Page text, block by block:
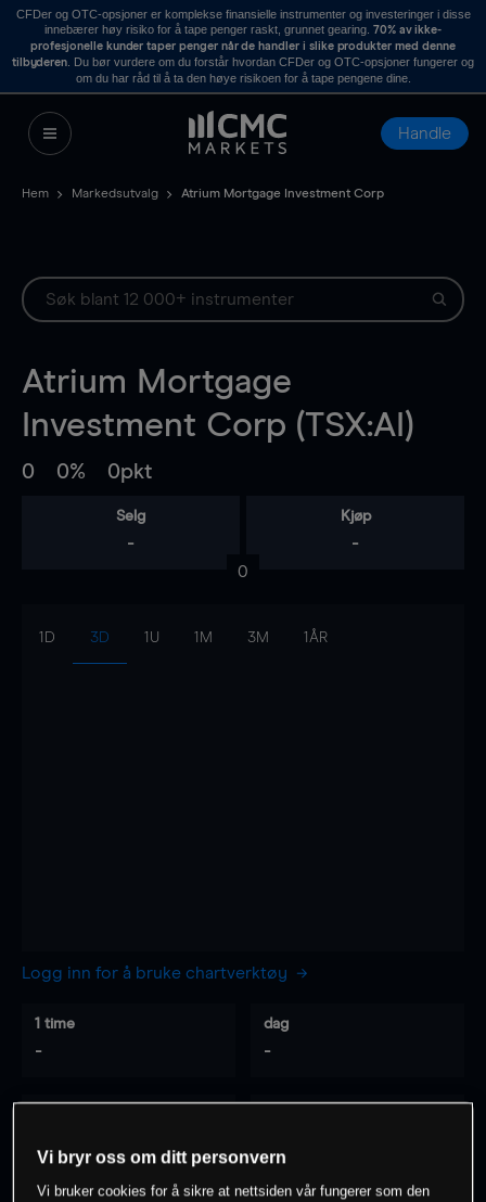
CFDer og OTC-opsjoner er komplekse finansielle instrumenter og investeringer i disse
innebærer høy risiko for å tape penger raskt, grunnet gearing. 70% av ikke-
profesjonelle kunder taper penger når de handler i slike produkter med denne
tilbyderen . Du bør vurdere om du forstår hvordan CFDer og OTC-opsjoner fungerer og
om du har råd til å ta den høye risikoen for å tape pengene dine.
Handle
Hem Markedsutvalg Atrium Mortgage Investment Corp
Atrium Mortgage
Investment Corp (TSX:AI)
0 0% 0pkt
Selg
-
Kjøp
-
0
1D 3D 1U 1M 3M 1ÅR
Logg inn for å bruke chartverktøy
1 time
-
dag
-
Vi bryr oss om ditt personvern
Vi bruker cookies for å sikre at nettsiden vår fungerer som den